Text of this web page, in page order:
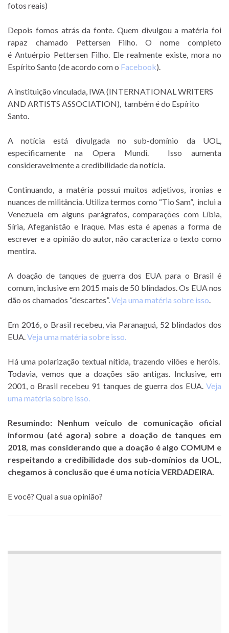
fotos reais)
Depois fomos atrás da fonte. Quem divulgou a matéria foi
rapaz chamado Pettersen Filho. O nome completo
é Antuérpio Pettersen Filho. Ele realmente existe, mora no
Espírito Santo (de acordo com o Facebook).
A instituição vinculada, IWA (INTERNATIONAL WRITERS
AND ARTISTS ASSOCIATION), também é do Espírito
Santo.
A notícia está divulgada no sub-domínio da UOL,
especificamente na Opera Mundi. Isso aumenta
consideravelmente a credibilidade da notícia.
Continuando, a matéria possui muitos adjetivos, ironias e
nuances de militância. Utiliza termos como “Tio Sam”, inclui a
Venezuela em alguns parágrafos, comparações com Líbia,
Síria, Afeganistão e Iraque. Mas esta é apenas a forma de
escrever e a opinião do autor, não caracteriza o texto como
mentira.
A doação de tanques de guerra dos EUA para o Brasil é
comum, inclusive em 2015 mais de 50 blindados. Os EUA nos
dão os chamados “descartes”.Veja uma matéria sobre isso.
Em 2016, o Brasil recebeu, via Paranaguá, 52 blindados dos
EUA.Veja uma matéria sobre isso.
Há uma polarização textual nítida, trazendo vilões e heróis.
Todavia, vemos que a doações são antigas. Inclusive, em
2001, o Brasil recebeu 91 tanques de guerra dos EUA. Veja
uma matéria sobre isso.
Resumindo: Nenhum veículo de comunicação oficial
informou (até agora) sobre a doação de tanques em
2018, mas considerando que a doação é algo COMUM e
respeitando a credibilidade dos sub-domínios da UOL,
chegamos à conclusão que é uma notícia VERDADEIRA.
E você? Qual a sua opinião?